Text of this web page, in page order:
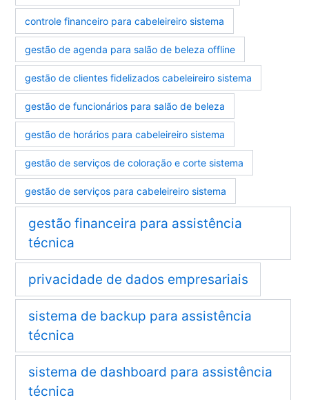
controle financeiro para cabeleireiro sistema
gestão de agenda para salão de beleza offline
gestão de clientes fidelizados cabeleireiro sistema
gestão de funcionários para salão de beleza
gestão de horários para cabeleireiro sistema
gestão de serviços de coloração e corte sistema
gestão de serviços para cabeleireiro sistema
gestão financeira para assistência
técnica
privacidade de dados empresariais
sistema de backup para assistência
técnica
sistema de dashboard para assistência
técnica